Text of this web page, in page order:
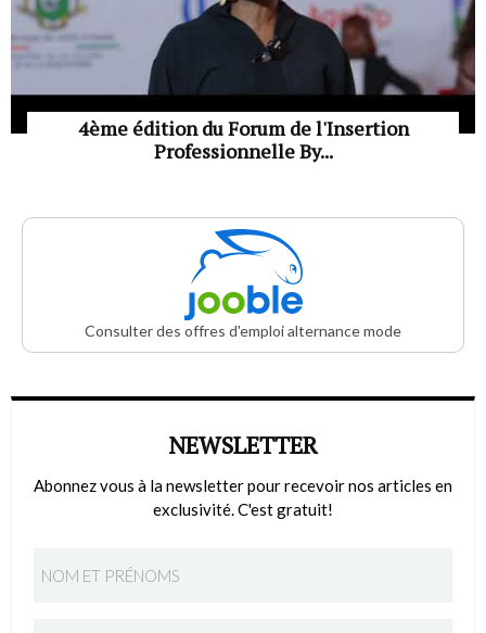
4ème édition du Forum de l'Insertion
Professionnelle By...
Consulter des offres d'emploi alternance mode
NEWSLETTER
Abonnez vous à la newsletter pour recevoir nos articles en
exclusivité. C'est gratuit!